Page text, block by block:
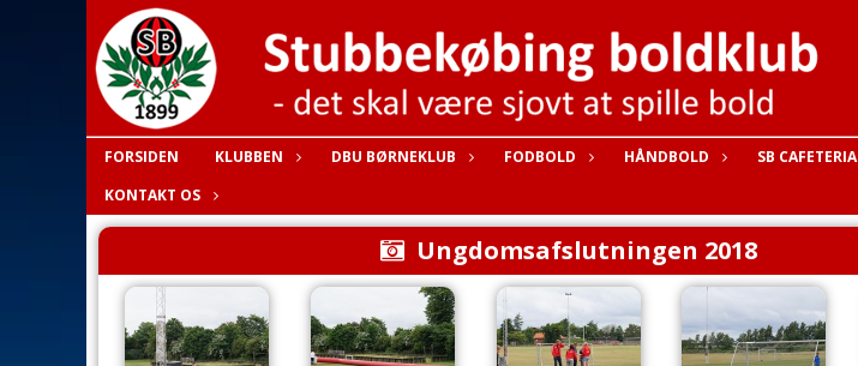
FORSIDEN KLUBBEN DBU BØRNEKLUB FODBOLD HÅNDBOLD SB CAFETERIA
KONTAKT OS
Ungdomsafslutningen 2018